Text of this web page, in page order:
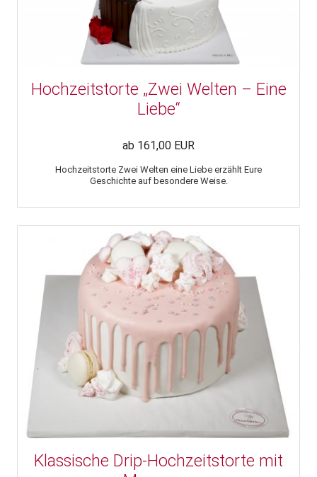
Hochzeitstorte „Zwei Welten – Eine
Liebe“
ab 161,00 EUR
Hochzeitstorte Zwei Welten eine Liebe erzählt Eure
Geschichte auf besondere Weise.
Klassische Drip-Hochzeitstorte mit